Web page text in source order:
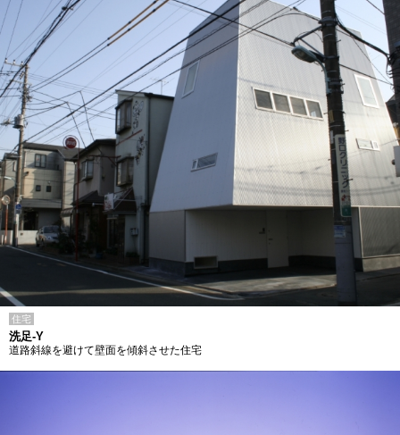
住宅
洗足-Y
道路斜線を避けて壁面を傾斜させた住宅